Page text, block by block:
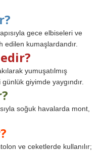
gece elbiseleri ve
edilen kumaşlardandır.
yumuşatılmış
giyimde yaygındır.
soğuk havalarda mont,
ve ceketlerde kullanılır;